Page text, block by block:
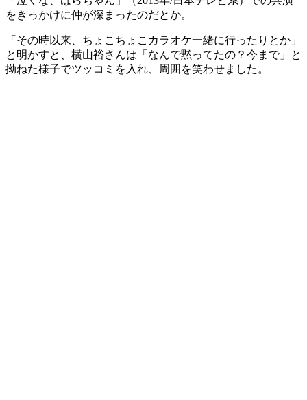
をきっかけに仲が深まったのだとか。
「その時以来、ちょこちょこカラオケ一緒に行ったりとか」
と明かすと、横山裕さんは「なんで黙ってたの？今まで」と
拗ねた様子でツッコミを入れ、周囲を笑わせました。